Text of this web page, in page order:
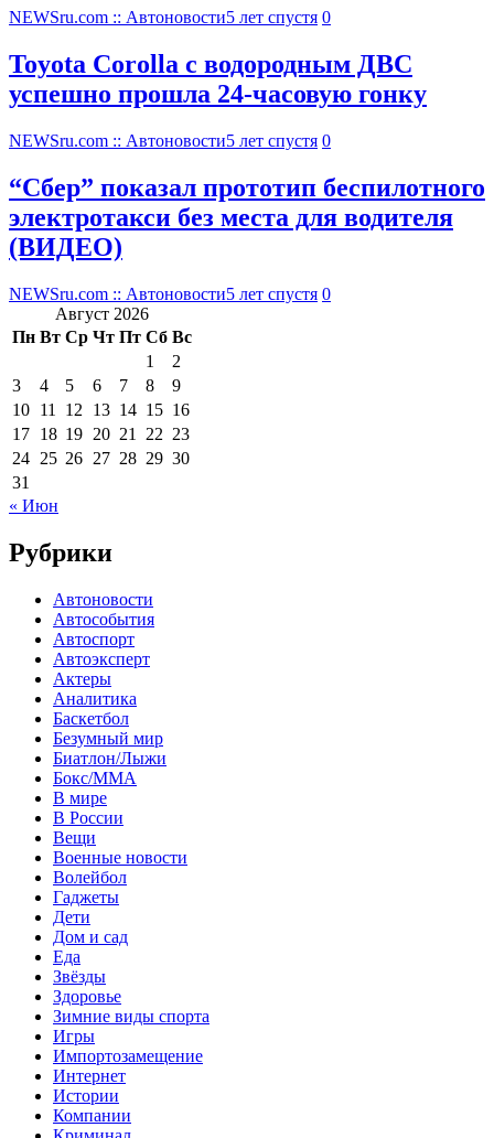
NEWSru.com :: Автоновости5 лет спустя 0
Toyota Corolla с водородным ДВС
успешно прошла 24-часовую гонку
NEWSru.com :: Автоновости5 лет спустя 0
“Сбер” показал прототип беспилотного
электротакси без места для водителя
(ВИДЕО)
NEWSru.com :: Автоновости5 лет спустя 0
Август 2026
Пн Вт Ср Чт Пт Сб Вс
1
2
3
4 5 6 7 8
9
10 11 12 13 14 15 16
17 18 19 20 21 22 23
24 25 26 27 28 29 30
31
« Июн
Рубрики
Автоновости
Автособытия
Автоспорт
Автоэксперт
Актеры
Аналитика
Баскетбол
Безумный мир
Биатлон/Лыжи
Бокс/MMA
В мире
В России
Вещи
Военные новости
Волейбол
Гаджеты
Дети
Дом и сад
Еда
Звёзды
Здоровье
Зимние виды спорта
Игры
Импортозамещение
Интернет
Истории
Компании